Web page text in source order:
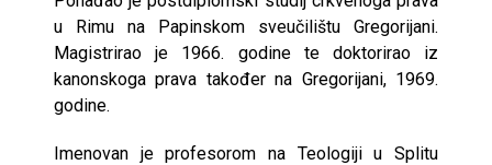
u Rimu na Papinskom sveučilištu Gregorijani.
Magistrirao je 1966. godine te doktorirao iz
kanonskoga prava također na Gregorijani, 1969.
godine.
Imenovan je profesorom na Teologiji u Splitu